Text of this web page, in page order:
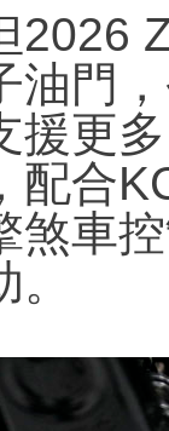
2026
油門
援更
配合
煞車